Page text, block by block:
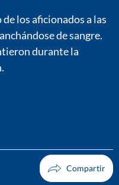
los aficionados a las
de sangre.
durante la